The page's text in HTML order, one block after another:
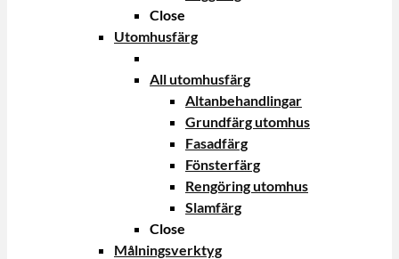
Close
Utomhusfärg
All utomhusfärg
Altanbehandlingar
Grundfärg utomhus
Fasadfärg
Fönsterfärg
Rengöring utomhus
Slamfärg
Close
Målningsverktyg